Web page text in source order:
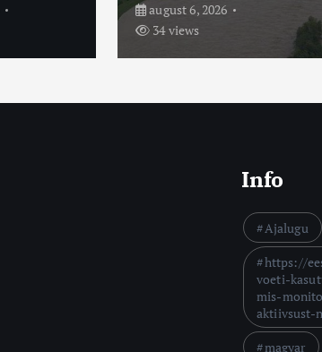
august 6, 2026
34 views
Info
Ajalugu
https://
voeti-
mis-
aktiivsust-
magyar